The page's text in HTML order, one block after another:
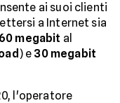
ai suoi clienti
a Internet sia
60 megabit al
) e 30 megabit
l'operatore